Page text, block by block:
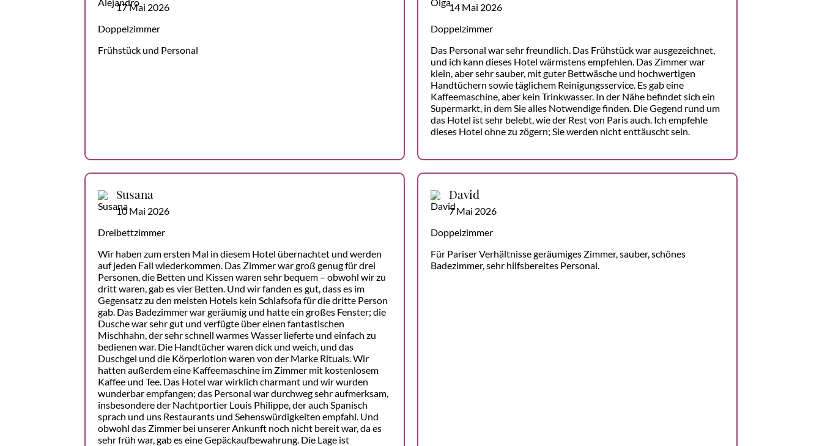
17 Mai 2026
Doppelzimmer
Frühstück und Personal
14 Mai 2026
Doppelzimmer
Das Personal war sehr freundlich. Das Frühstück war ausgezeichnet,
und ich kann dieses Hotel wärmstens empfehlen. Das Zimmer war
klein, aber sehr sauber, mit guter Bettwäsche und hochwertigen
Handtüchern sowie täglichem Reinigungsservice. Es gab eine
Kaffeemaschine, aber kein Trinkwasser. In der Nähe befindet sich ein
Supermarkt, in dem Sie alles Notwendige finden. Die Gegend rund um
das Hotel ist sehr belebt, wie der Rest von Paris auch. Ich empfehle
dieses Hotel ohne zu zögern; Sie werden nicht enttäuscht sein.
Susana
10 Mai 2026
Dreibettzimmer
Wir haben zum ersten Mal in diesem Hotel übernachtet und werden
auf jeden Fall wiederkommen. Das Zimmer war groß genug für drei
Personen, die Betten und Kissen waren sehr bequem – obwohl wir zu
dritt waren, gab es vier Betten. Und wir fanden es gut, dass es im
Gegensatz zu den meisten Hotels kein Schlafsofa für die dritte Person
gab. Das Badezimmer war geräumig und hatte ein großes Fenster; die
Dusche war sehr gut und verfügte über einen fantastischen
Mischhahn, der sehr schnell warmes Wasser lieferte und einfach zu
bedienen war. Die Handtücher waren dick und weich, und das
Duschgel und die Körperlotion waren von der Marke Rituals. Wir
hatten außerdem eine Kaffeemaschine im Zimmer mit kostenlosem
Kaffee und Tee. Das Hotel war wirklich charmant und wir wurden
wunderbar empfangen; das Personal war durchweg sehr aufmerksam,
insbesondere der Nachtportier Louis Philippe, der auch Spanisch
sprach und uns Restaurants und Sehenswürdigkeiten empfahl. Und
obwohl das Zimmer bei unserer Ankunft noch nicht bereit war, da es
sehr früh war, gab es eine Gepäckaufbewahrung. Die Lage ist
David
7 Mai 2026
Doppelzimmer
Für Pariser Verhältnisse geräumiges Zimmer, sauber, schönes
Badezimmer, sehr hilfsbereites Personal.